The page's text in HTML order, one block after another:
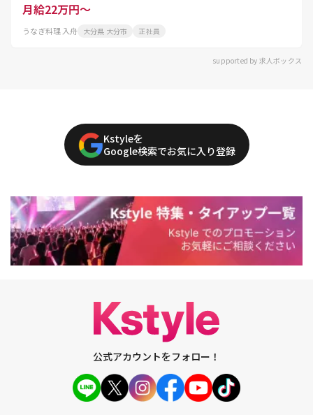
月給22万円～
うなぎ料理 入舟 大分県 大分市 正社員
supported by 求人ボックス
Kstyleを
Google検索でお気に入り登録
公式アカウントをフォロー！